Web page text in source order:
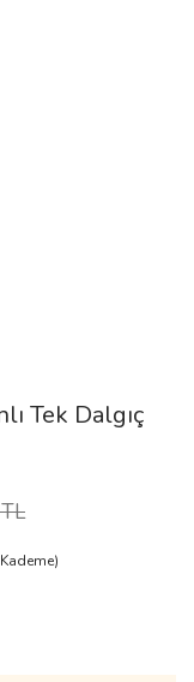
Tek Dalgıç